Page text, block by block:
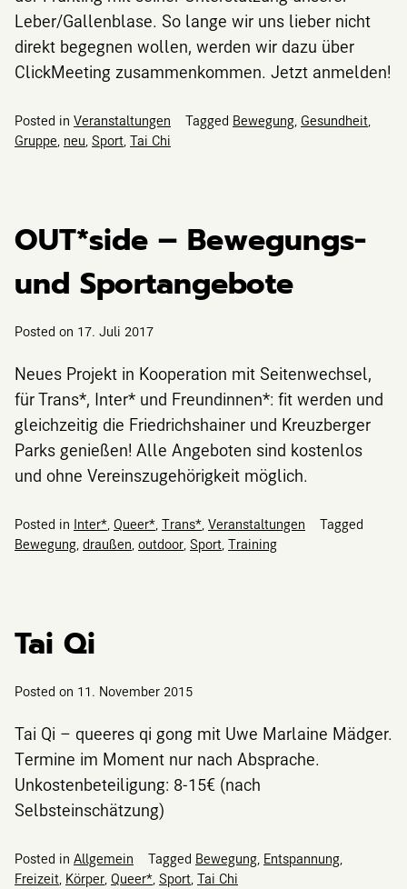
Leber/Gallenblase. So lange wir uns lieber nicht
direkt begegnen wollen, werden wir dazu über
ClickMeeting zusammenkommen. Jetzt anmelden!
Posted in Veranstaltungen Tagged Bewegung Gesundheit
Gruppe neu Sport Tai Chi
OUT*side – Bewegungs-
und Sportangebote
Posted on 17. Juli 2017
Neues Projekt in Kooperation mit Seitenwechsel,
für Trans*, Inter* und Freundinnen*: fit werden und
gleichzeitig die Friedrichshainer und Kreuzberger
Parks genießen! Alle Angeboten sind kostenlos
und ohne Vereinszugehörigkeit möglich.
Posted in Inter*, Queer*, Trans*, Veranstaltungen
Tagged
Bewegung, draußen, outdoor, Sport, Training
Tai Qi
Posted on 11. November 2015
Tai Qi – queeres qi gong mit Uwe Marlaine Mädger.
Termine im Moment nur nach Absprache.
Unkostenbeteiligung: 8-15€ (nach
Selbsteinschätzung)
Posted in Allgemein Tagged Bewegung, Entspannung,
Freizeit, Körper, Queer*, Sport, Tai Chi